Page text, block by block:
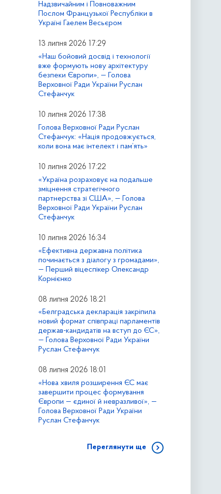
Надзвичайним і Повноважним
Послом Французької Республіки в
Україні Гаелем Весьєром
13 липня 2026 17:29
«Наш бойовий досвід і технології
вже формують нову архітектуру
безпеки Європи», — Голова
Верховної Ради України Руслан
Стефанчук
10 липня 2026 17:38
Голова Верховної Ради Руслан
Стефанчук: «Нація продовжується,
коли вона має інтелект і пам’ять»
10 липня 2026 17:22
«Україна розраховує на подальше
зміцнення стратегічного
партнерства зі США», — Голова
Верховної Ради України Руслан
Стефанчук
10 липня 2026 16:34
«Ефективна державна політика
починається з діалогу з громадами»,
— Перший віцеспікер Олександр
Корнієнко
08 липня 2026 18:21
«Белградська декларація закріпила
новий формат співпраці парламентів
держав-кандидатів на вступ до ЄС»,
— Голова Верховної Ради України
Руслан Стефанчук
08 липня 2026 18:01
«Нова хвиля розширення ЄС має
завершити процес формування
Європи — єдиної й невразливої», —
Голова Верховної Ради України
Руслан Стефанчук
Переглянути ще